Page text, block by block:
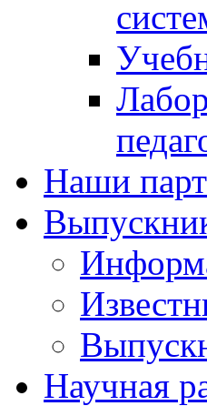
Наши
Научная